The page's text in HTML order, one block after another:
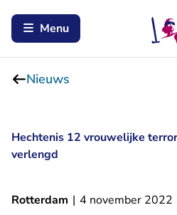
Menu
Nieuws
Hechtenis 12 vrouwelijke
verlengd
Rotterdam | 4 november 2022